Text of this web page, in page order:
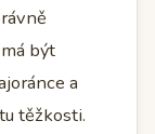
být
a
těžkosti.